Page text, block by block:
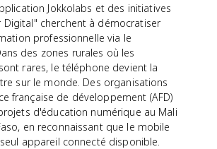
Jokkolabs et des initiatives
Digital" cherchent à démocratiser
professionnelle via le
des zones rurales où les
rares, le téléphone devient la
sur le monde. Des organisations
française de développement (AFD)
d'éducation numérique au Mali
en reconnaissant que le mobile
appareil connecté disponible.